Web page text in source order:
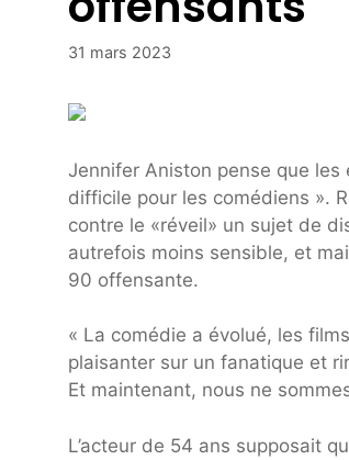
31 mars 2023
Jennifer Aniston pense que
difficile pour les comédiens ».
contre le «réveil» un sujet de
autrefois moins sensible, et
90 offensante.
« La comédie a évolué, les
plaisanter sur un fanatique et
Et maintenant, nous ne
L’acteur de 54 ans supposait